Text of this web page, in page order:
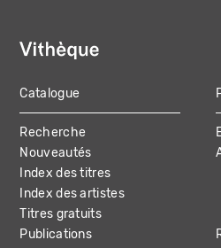
MAIN
NAVIGATION
Catalogue
Recherche
Nouveautés
Index des titres
Index des artistes
Titres gratuits
Publications